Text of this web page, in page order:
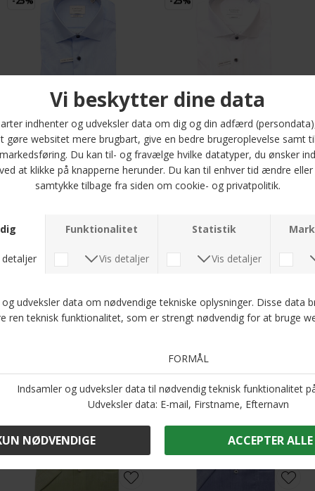
Eterna - 3024 11 K15K | K/Æ Comfort fit Lyseblå
DKK 600,- DKK 450,-
Eterna - 3024 00 C14V | K/Æ Modern fit Skjorte Hvid
DKK 600,- DKK 450,-
-25%